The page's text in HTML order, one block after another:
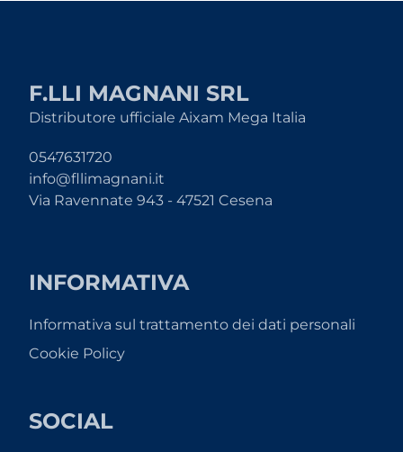
F.LLI MAGNANI SRL
Distributore ufficiale Aixam Mega Italia
0547631720
info@fllimagnani.it
Via Ravennate 943 - 47521 Cesena
INFORMATIVA
Informativa sul trattamento dei dati personali
Cookie Policy
SOCIAL